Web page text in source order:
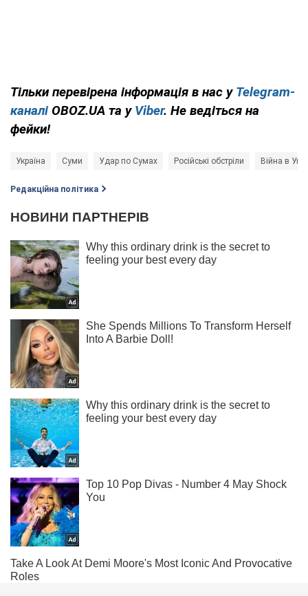
Тільки перевірена інформація в нас у Telegram-
каналі OBOZ.UA та у Viber. Не ведіться на
фейки!
Україна Суми Удар по Сумах Російські обстріли Війна в
Редакційна політика